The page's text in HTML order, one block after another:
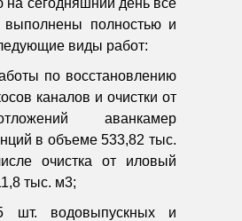
на сегодняшний день все
выполнены полностью и
виды работ:
по восстановлению
каналов и очистки от
аванкамер
в объеме 533,82 тыс.
очистка от иловый
тыс. м3;
шт. водовыпускных и